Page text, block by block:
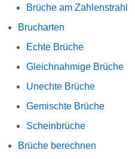
Brüche am Zahlenstrahl
Brucharten
Echte Brüche
Gleichnahmige Brüche
Unechte Brüche
Gemischte Brüche
Scheinbrüche
Brüche berechnen